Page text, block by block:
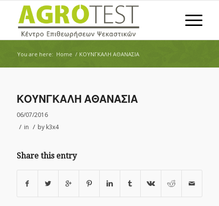
You are here: Home / ΚΟΥΝΓΚΑΛΗ ΑΘΑΝΑΣΙΑ
ΚΟΥΝΓΚΑΛΗ ΑΘΑΝΑΣΙΑ
06/07/2016
/ in / by k3x4
Share this entry